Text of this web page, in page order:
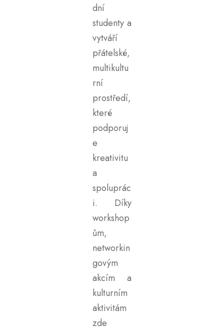
dní
studenty a
vytváří
přátelské,
multikultu
rní
prostředí,
které
podporuj
e
kreativitu
a
spoluprác
i. Díky
workshop
ům,
networkin
govým
akcím a
kulturním
aktivitám
zde